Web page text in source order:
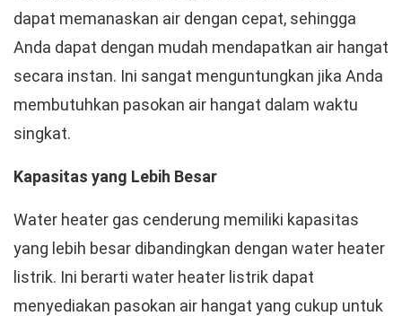
dapat memanaskan air dengan cepat, sehingga
Anda dapat dengan mudah mendapatkan air hangat
secara instan. Ini sangat menguntungkan jika Anda
membutuhkan pasokan air hangat dalam waktu
singkat.
Kapasitas yang Lebih Besar
Water heater gas cenderung memiliki kapasitas
yang lebih besar dibandingkan dengan water heater
listrik. Ini berarti water heater listrik dapat
menyediakan pasokan air hangat yang cukup untuk